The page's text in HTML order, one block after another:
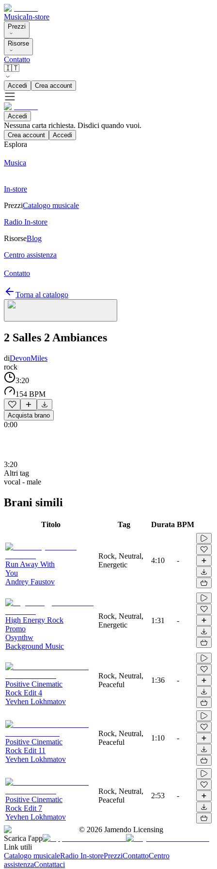
MusicaIn-store
Prezzi
Risorse
Contatto
🇮🇹
Accedi Crea account
Accedi
Nessuna carta richiesta. Disdici quando vuoi.
Crea account Accedi
Esplora
Musica
In-store
PrezziCatalogo musicale
Radio In-store
RisorseBlog
Centro assistenza
Contatto
Torna al catalogo
2 Salles 2 Ambiances
diDevonMiles
rock
3:20
154 BPM
Acquista brano
0:00
3:20
Altri tag
vocal - male
Brani simili
Titolo Tag Durata BPM
Run Away With
You
Andrey Faustov
Rock, Neutral,
Energetic
4:10 -
High Energy Rock
Promo
Osynthw
Background Music
Rock, Neutral,
Energetic
1:31 -
Positive Cinematic
Rock Edit 4
Yevhen Lokhmatov
Rock, Neutral,
Peaceful
1:36 -
Positive Cinematic
Rock Edit 11
Yevhen Lokhmatov
Rock, Neutral,
Peaceful
1:10 -
Positive Cinematic
Rock Edit 7
Yevhen Lokhmatov
Rock, Neutral,
Peaceful
2:53 -
© 2026 Jamendo Licensing
Scarica l'app
Link utili
Catalogo musicaleRadio In-storePrezziContattoCentro
assistenzaContattaci